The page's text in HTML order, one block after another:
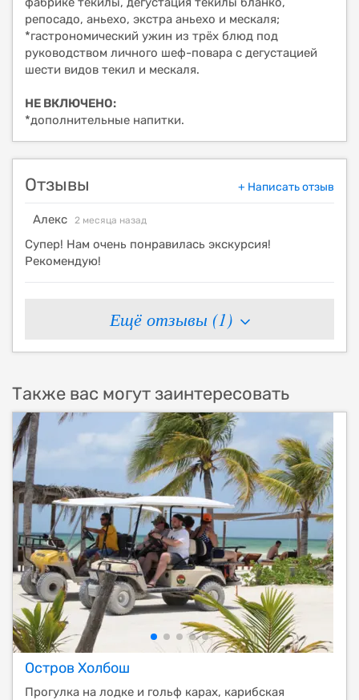
репосадо, аньехо, экстра аньехо и мескаля;
*гастрономический ужин из трёх блюд под
руководством личного шеф-повара с дегустацией
шести видов текил и мескаля.
НЕ ВКЛЮЧЕНО:
*дополнительные напитки.
Отзывы + Написать отзыв
Алекс 2 месяца назад
Супер! Нам очень понравилась экскурсия!
Рекомендую!
Ещё отзывы (1)
Также вас могут заинтересовать
Остров Холбош
Прогулка на лодке и гольф карах, карибская